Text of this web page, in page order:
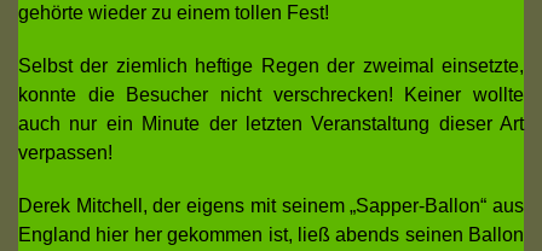
gehörte wieder zu einem tollen Fest!
Selbst der ziemlich heftige Regen der zweimal einsetzte,
konnte die Besucher nicht verschrecken! Keiner wollte
auch nur ein Minute der letzten Veranstaltung dieser Art
verpassen!
Derek Mitchell, der eigens mit seinem „Sapper-Ballon“ aus
England hier her gekommen ist, ließ abends seinen Ballon